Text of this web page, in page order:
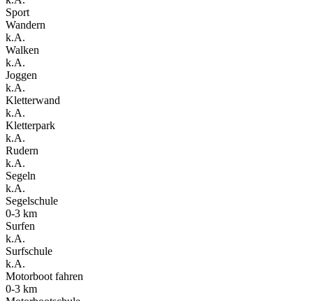
Sport
Wandern
k.A.
Walken
k.A.
Joggen
k.A.
Kletterwand
k.A.
Kletterpark
k.A.
Rudern
k.A.
Segeln
k.A.
Segelschule
0-3 km
Surfen
k.A.
Surfschule
k.A.
Motorboot fahren
0-3 km